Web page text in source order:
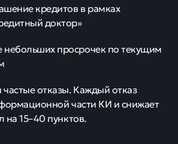
кредитов в рамках
доктор»
небольших просрочек по текущим
отказы. Каждый отказ
части КИ и снижает
на 15–40 пунктов.